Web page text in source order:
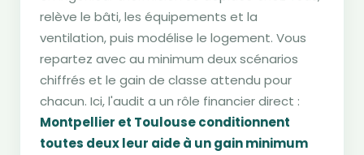
relève le bâti, les équipements et la
ventilation, puis modélise le logement. Vous
repartez avec au minimum deux scénarios
chiffrés et le gain de classe attendu pour
chacun. Ici, l'audit a un rôle financier direct :
Montpellier et Toulouse conditionnent
toutes deux leur aide à un gain minimum